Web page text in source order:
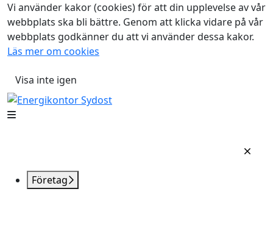
Vi använder kakor (cookies) för att din upplevelse av vår
webbplats ska bli bättre. Genom att klicka vidare på vår
webbplats godkänner du att vi använder dessa kakor.
Läs mer om cookies
Visa inte igen
Företag